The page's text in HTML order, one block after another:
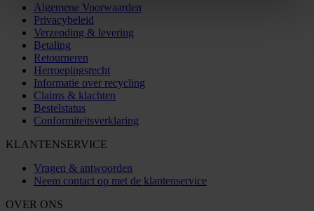
Algemene Voorwaarden
Privacybeleid
Verzending & levering
Betaling
Retourneren
Herroepingsrecht
Informatie over recycling
Claims & klachten
Bestelstatus
Conformiteitsverklaring
KLANTENSERVICE
Vragen & antwoorden
Neem contact op met de klantenservice
OVER ONS